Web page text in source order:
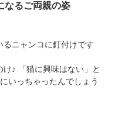
なるご両親の姿
るニャンコに釘付けです
♪ 「猫に興味はない」と
いっちゃったんでしょう
pecocats
ードする